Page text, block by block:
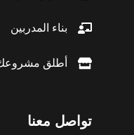
بناء المدربين
أطلق
تواصل معنا